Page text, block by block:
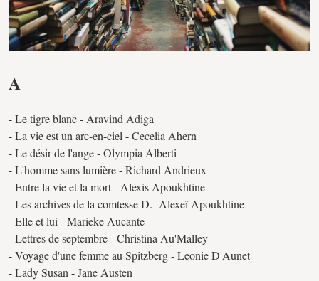
A
- Le tigre blanc - Aravind Adiga
- La vie est un arc-en-ciel - Cecelia Ahern
- Le désir de l'ange - Olympia Alberti
- L'homme sans lumière - Richard Andrieux
- Entre la vie et la mort - Alexis Apoukhtine
- Les archives de la comtesse D.- Alexeï Apoukhtine
- Elle et lui - Marieke Aucante
- Lettres de septembre - Christina Au'Malley
- Voyage d'une femme au Spitzberg - Leonie D'Aunet
- Lady Susan - Jane Austen